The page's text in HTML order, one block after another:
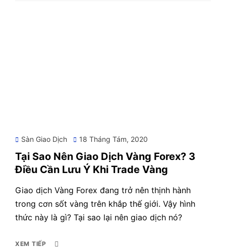
Sàn Giao Dịch
Posted
18 Tháng Tám, 2020
Tại Sao Nên Giao Dịch Vàng Forex? 3
Điều Cần Lưu Ý Khi Trade Vàng
Giao dịch Vàng Forex đang trở nên thịnh hành
trong cơn sốt vàng trên khắp thế giới. Vậy hình
thức này là gì? Tại sao lại nên giao dịch nó?
XEM TIẾP